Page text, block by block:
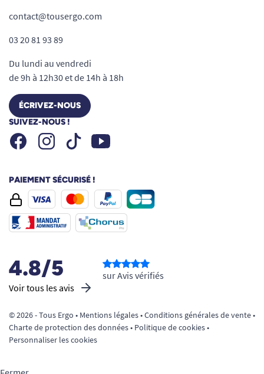
contact@tousergo.com
03 20 81 93 89
Du lundi au vendredi
de 9h à 12h30 et de 14h à 18h
ÉCRIVEZ-NOUS
SUIVEZ-NOUS !
FacebookInstagramTiktok Youtube
PAIEMENT SÉCURISÉ !
4.8/5
Voir tous les avis
sur Avis vérifiés
© 2026 - Tous Ergo • Mentions légales•Conditions générales de vente•
Charte de protection des données• Politique de cookies•
Personnaliser les cookies